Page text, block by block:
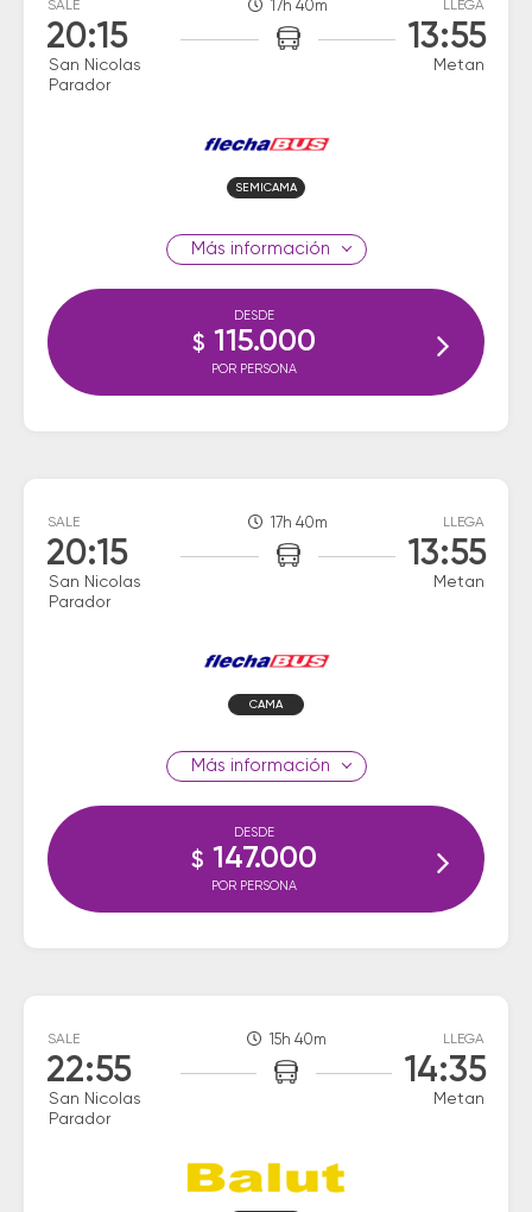
SALE
20:15
San Nicolas
Parador
17h 40m LLEGA
13:55
Metan
SEMICAMA
información
DESDE
$ 115.000
POR PERSONA
SALE
20:15
San Nicolas
Parador
17h 40m LLEGA
13:55
Metan
CAMA
información
DESDE
$ 147.000
POR PERSONA
SALE
22:55
San Nicolas
Parador
15h 40m LLEGA
14:35
Metan